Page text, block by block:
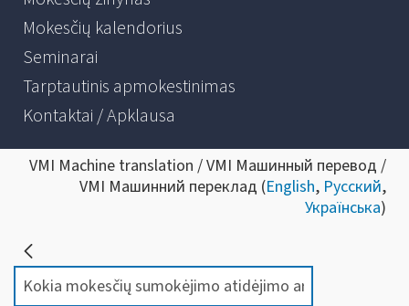
Mokesčių kalendorius
Seminarai
Tarptautinis apmokestinimas
Kontaktai / Apklausa
VMI Machine translation / VMI Машинный перевод /
VMI Машинний переклад (English, Русский,
Українська)